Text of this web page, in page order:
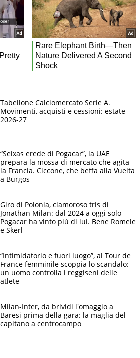
Tabellone Calciomercato Serie A.
Movimenti, acquisti e cessioni: estate
2026-27
“Seixas erede di Pogacar”, la UAE
prepara la mossa di mercato che agita
la Francia. Ciccone, che beffa alla Vuelta
a Burgos
Giro di Polonia, clamoroso tris di
Jonathan Milan: dal 2024 a oggi solo
Pogacar ha vinto più di lui. Bene Romele
e Skerl
“Intimidatorio e fuori luogo”, al Tour de
France femminile scoppia lo scandalo:
un uomo controlla i reggiseni delle
atlete
Milan-Inter, da brividi l'omaggio a
Baresi prima della gara: la maglia del
capitano a centrocampo